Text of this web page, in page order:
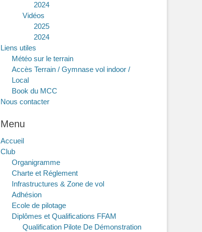
2024
Vidéos
2025
2024
Liens utiles
Météo sur le terrain
Accès Terrain / Gymnase vol indoor /
Local
Book du MCC
Nous contacter
Menu
Accueil
Club
Organigramme
Charte et Réglement
Infrastructures & Zone de vol
Adhésion
Ecole de pilotage
Diplômes et Qualifications FFAM
Qualification Pilote De Démonstration